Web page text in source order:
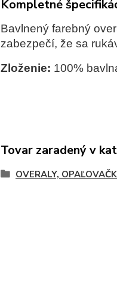
Kompletné
Bavlnený farebný
zabezpečí, že sa
Zloženie: 100%
Tovar zaradený v
OVERALY,